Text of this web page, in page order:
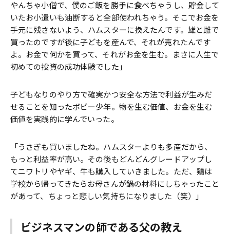
やんちゃ小僧で、僕のご飯を勝手に食べちゃうし、貯金して
いたお小遣いも油断すると全部使われちゃう。そこでお金を
手元に残さないよう、ハムスターに換えたんです。雄と雌で
買ったのですが後に子どもを産んで、それが売れたんです
よ。お金で何かを買って、それがお金を生む。まさに人生で
初めての投資の成功体験でした」
子どもなりのやり方で確実かつ安全な方法で利益が生みだ
せることを知ったボビー少年。物を生む価値、お金を生む
価値を実践的に学んでいった。
「うさぎも買いましたね。ハムスターよりも多産だから、
もっと利益率が高い。その後もどんどんグレードアップし
てニワトリやヤギ、牛も購入していきました。ただ、鶏は
学校から帰ってきたらお母さんが鍋の材料にしちゃったこと
があって、ちょっと悲しい気持ちになりました（笑）」
ビジネスマンの師である父の教え